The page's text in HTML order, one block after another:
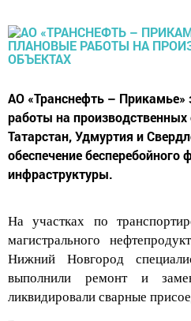
работы на производственных
Татарстан, Удмуртия и
обеспечение
инфраструктуры.
магистрального
Нижний Новгород
выполнили ремонт и
ликвидирова лисварные